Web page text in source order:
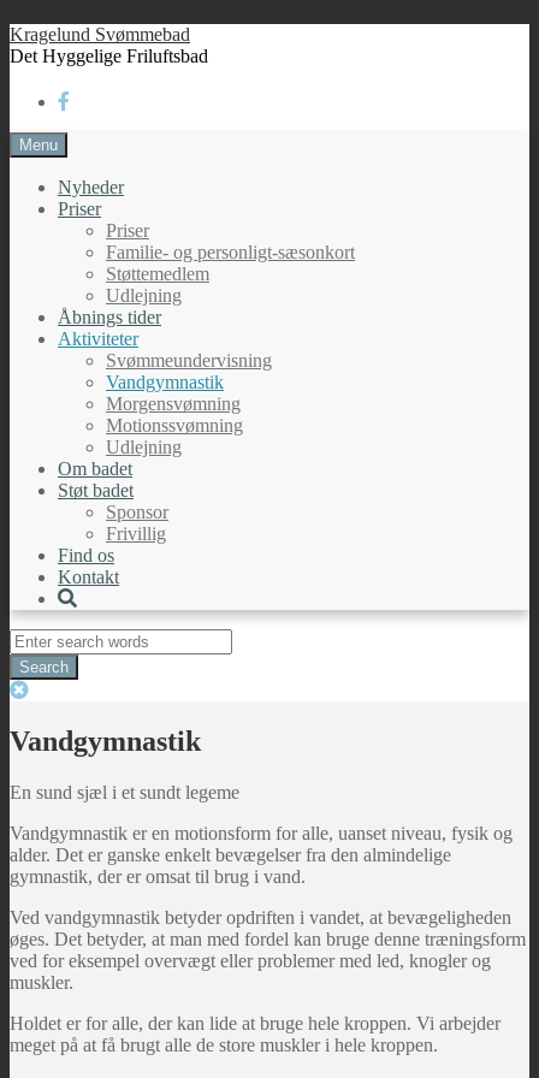
Skip
to
Kragelund Svømmebad
Det Hyggelige Friluftsbad
Menu
Nyheder
Priser
Priser
Familie- og personligt-sæsonkort
Støttemedlem
Udlejning
Åbnings tider
Aktiviteter
Svømmeundervisning
Vandgymnastik
Morgensvømning
Motionssvømning
Udlejning
Om badet
Støt badet
Sponsor
Frivillig
Find os
Kontakt
Search
for:
Vandgymnastik
En sund sjæl i et sundt legeme
Vandgymnastik er en motionsform for alle, uanset niveau, fysik og
alder. Det er ganske enkelt bevægelser fra den almindelige
gymnastik, der er omsat til brug i vand.
Ved vandgymnastik betyder opdriften i vandet, at bevægeligheden
øges. Det betyder, at man med fordel kan bruge denne træningsform
ved for eksempel overvægt eller problemer med led, knogler og
muskler.
Holdet er for alle, der kan lide at bruge hele kroppen. Vi arbejder
meget på at få brugt alle de store muskler i hele kroppen.